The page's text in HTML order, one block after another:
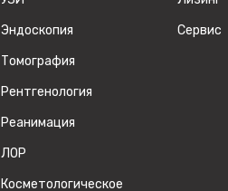
Эндоскопия
Томография
Рентгенология
Реанимация
ЛОР
Косметологическое
Сервис